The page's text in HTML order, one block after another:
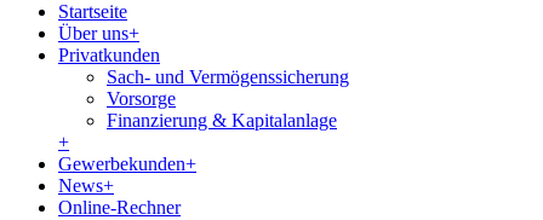
Startseite
Über uns+
Privatkunden
Sach- und Vermögenssicherung
Vorsorge
Finanzierung & Kapitalanlage
+
Gewerbekunden+
News+
Online-Rechner